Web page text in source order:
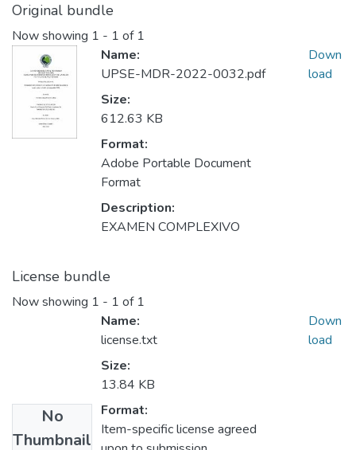
Original bundle
Now showing 1 - 1 of 1
Name:
UPSE-MDR-2022-0032.pdf
Size:
612.63 KB
Format:
Adobe Portable Document
Format
Description:
EXAMEN COMPLEXIVO
Down
load
License bundle
Now showing 1 - 1 of 1
No
Thumbnail
Name:
license.txt
Size:
13.84 KB
Format:
Item-specific license agreed
Down
load